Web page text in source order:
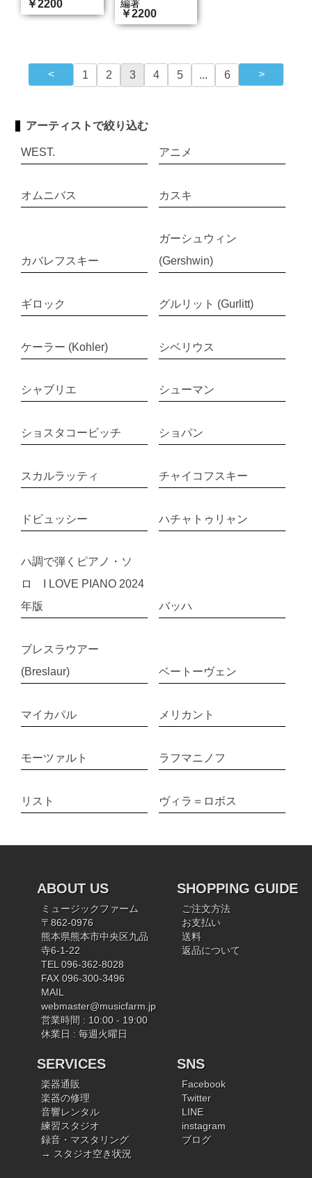
￥2200
編著
￥2200
1 2 3 4 5 ... 6
アーティストで絞り込む
WEST. アニメ
オムニバス カスキ
カバレフスキー
ガーシュウィン
(Gershwin)
ギロック グルリット (Gurlitt)
ケーラー (Kohler) シベリウス
シャブリエ シューマン
ショスタコービッチ ショパン
スカルラッティ チャイコフスキー
ドビュッシー ハチャトゥリャン
ハ調で弾くピアノ・ソ
ロ I LOVE PIANO 2024
年版
バッハ
ブレスラウアー
(Breslaur)
ベートーヴェン
マイカパル メリカント
モーツァルト ラフマニノフ
リスト ヴィラ＝ロボス
ABOUT US
ミュージックファーム
〒862-0976
熊本県熊本市中央区九品
寺6-1-22
TEL 096-362-8028
FAX 096-300-3496
MAIL
webmaster@musicfarm.jp
営業時間 : 10:00 - 19:00
休業日 : 毎週火曜日
SHOPPING GUIDE
ご注文方法
お支払い
送料
返品について
SERVICES
楽器通販
楽器の修理
音響レンタル
練習スタジオ
録音・マスタリング
→ スタジオ空き状況
SNS
Facebook
Twitter
LINE
instagram
ブログ